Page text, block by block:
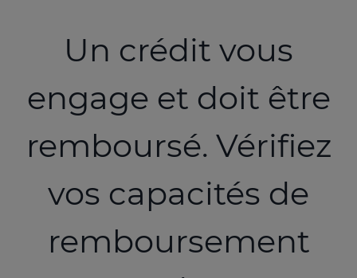
Un crédit vous
engage et doit être
remboursé. Vérifiez
vos capacités de
remboursement